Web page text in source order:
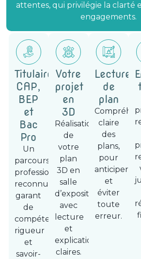
attentes, qui privilégie la clarté
engagements.
Titulaire
CAP,
BEP
et
Bac
Pro
Un
parcours
professionnel
reconnu,
garant
de
compétence,
rigueur
et
savoir-
Votre
projet
en
3D
Réalisation
de
votre
plan
3D en
salle
d’exposition,
avec
lecture
et
explications
claires.
Lecture
de
plan
claire
des
plans,
pour
anticiper
et
éviter
toute
erreur.